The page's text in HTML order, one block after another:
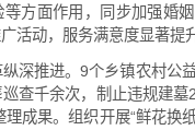
方面作用，同步加强婚
活动，服务满意度显著提
深推进。9个乡镇农村公
查千余次，制止违规建墓
理成果。组织开展“鲜花换